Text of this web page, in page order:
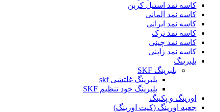
کاسه نمد استیل کربن
کاسه نمد آلمانی
کاسه نمد ایرانی
کاسه نمد ترک
کاسه نمد چینی
کاسه نمد ژاپنی
بلبرینگ
بلبرینگ SKF
بلبرینگ غلتشی skf
بلبرینگ خود تنظیم SKF
اورینگ و پکینگ
جعبه اورینگ (کیت اورینگ)